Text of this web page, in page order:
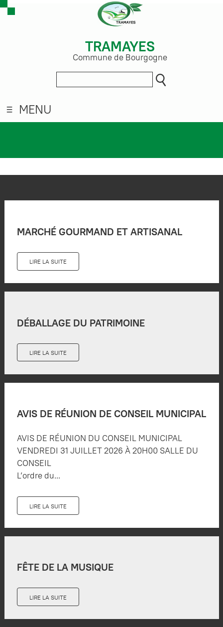
TRAMAYES
Commune de Bourgogne
MENU
MARCHÉ GOURMAND ET ARTISANAL
LIRE LA SUITE
DÉBALLAGE DU PATRIMOINE
LIRE LA SUITE
AVIS DE RÉUNION DE CONSEIL MUNICIPAL
AVIS DE RÉUNION DU CONSEIL MUNICIPAL
VENDREDI 31 JUILLET 2026 À 20H00 SALLE DU
CONSEIL
L’ordre du...
LIRE LA SUITE
FÊTE DE LA MUSIQUE
LIRE LA SUITE